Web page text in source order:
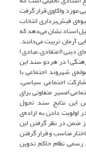
مورد واکاوی قرار گرفت
فیش‌برداری انتخاب
اسناد نشان می‌دهد که
آرمان تربیت می‌دانند.
دینی (اعتقادی،عبادی)
در هردو سند این
شهروند اجتماعی با
اجتماعی سیاسی،
متفاوتی برای
این نتایج سند تحول
اولویت دادن به اراده‌ی
ضمن در نظر گرفتن این
مناسب و قرار گرفتن
رسمی نظام حاکم تدوین